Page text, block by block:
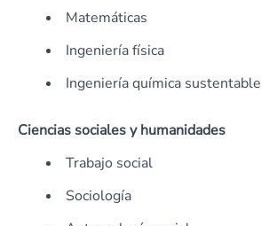
Matemáticas
Ingeniería física
Ingeniería química sustentable
Ciencias sociales y humanidades
Trabajo social
Sociología